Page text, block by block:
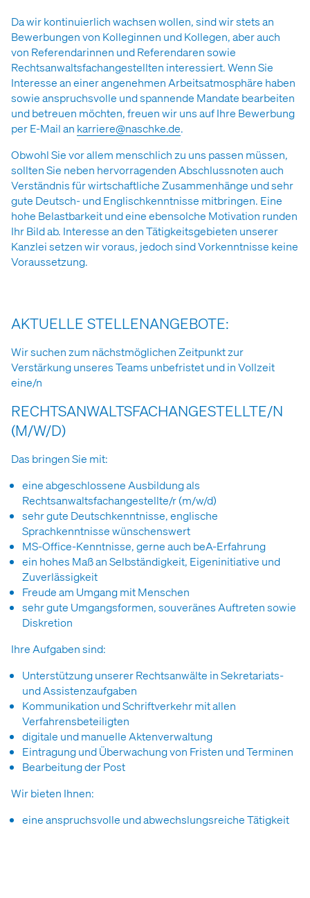
Da wir kontinuierlich wachsen wollen, sind wir stets an
Bewerbungen von Kolleginnen und Kollegen, aber auch
von Referendarinnen und Referendaren sowie
Rechtsanwaltsfachangestellten interessiert. Wenn Sie
Interesse an einer angenehmen Arbeitsatmosphäre haben
sowie anspruchsvolle und spannende Mandate bearbeiten
und betreuen möchten, freuen wir uns auf Ihre Bewerbung
per E-Mail an karriere@naschke.de.
Obwohl Sie vor allem menschlich zu uns passen müssen,
sollten Sie neben hervorragenden Abschlussnoten auch
Verständnis für wirtschaftliche Zusammenhänge und sehr
gute Deutsch- und Englischkenntnisse mitbringen. Eine
hohe Belastbarkeit und eine ebensolche Motivation runden
Ihr Bild ab. Interesse an den Tätigkeitsgebieten unserer
Kanzlei setzen wir voraus, jedoch sind Vorkenntnisse keine
Voraussetzung.
AKTUELLE STELLENANGEBOTE:
Wir suchen zum nächstmöglichen Zeitpunkt zur
Verstärkung unseres Teams unbefristet und in Vollzeit
eine/n
RECHTSANWALTSFACHANGESTELLTE/N
(M/W/D)
Das bringen Sie mit:
eine abgeschlossene Ausbildung als
Rechtsanwaltsfachangestellte/r (m/w/d)
sehr gute Deutschkenntnisse, englische
Sprachkenntnisse wünschenswert
MS-Office-Kenntnisse, gerne auch beA-Erfahrung
ein hohes Maß an Selbständigkeit, Eigeninitiative und
Zuverlässigkeit
Freude am Umgang mit Menschen
sehr gute Umgangsformen, souveränes Auftreten sowie
Diskretion
Ihre Aufgaben sind:
Unterstützung unserer Rechtsanwälte in Sekretariats-
und Assistenzaufgaben
Kommunikation und Schriftverkehr mit allen
Verfahrensbeteiligten
digitale und manuelle Aktenverwaltung
Eintragung und Überwachung von Fristen und Terminen
Bearbeitung der Post
Wir bieten Ihnen:
eine anspruchsvolle und abwechslungsreiche Tätigkeit